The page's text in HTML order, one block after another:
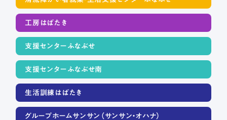
工房はばたき
支援センターふなぶせ
支援センターふなぶせ南
生活訓練はばたき
グループホームサンサン（サンサン・オハナ）